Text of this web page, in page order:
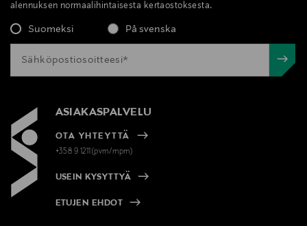
alennuksen normaalihintaisesta kertaostoksesta.
Suomeksi På svenska
ASIAKASPALVELU
OTA YHTEYTTÄ
+358 9 1211(pvm/mpm)
USEIN KYSYTTYÄ
ETUJEN EHDOT